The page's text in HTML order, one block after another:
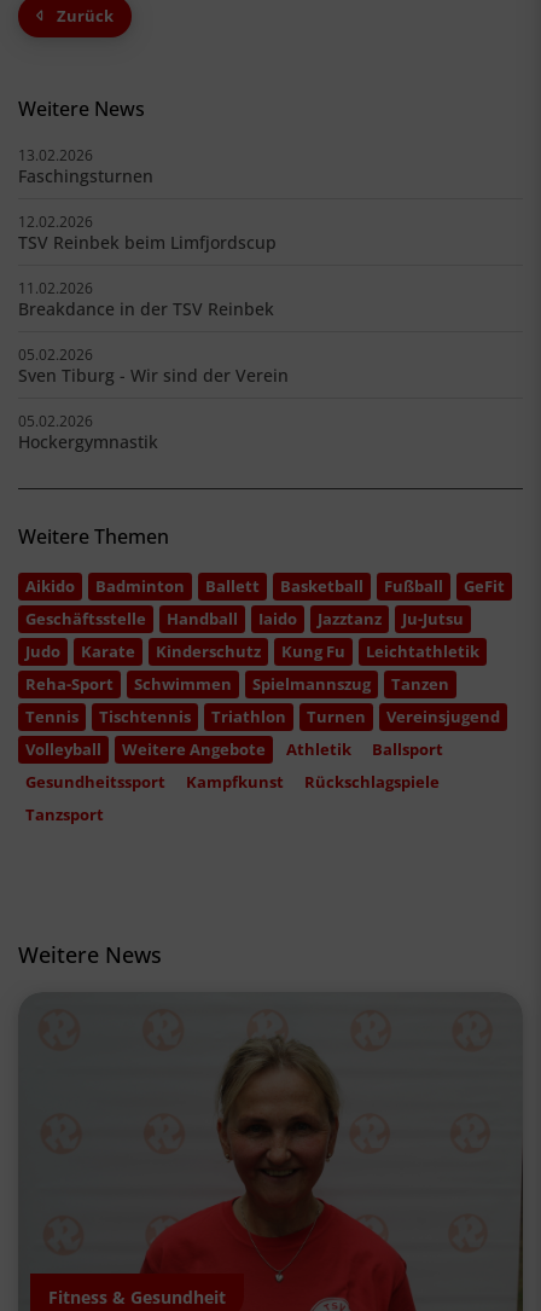
Zurück
Weitere News
13.02.2026
Faschingsturnen
12.02.2026
TSV Reinbek beim Limfjordscup
11.02.2026
Breakdance in der TSV Reinbek
05.02.2026
Sven Tiburg - Wir sind der Verein
05.02.2026
Hockergymnastik
Weitere Themen
Aikido Badminton Ballett Basketball Fußball
GeFit
Geschäftsstelle
Handball Iaido Jazztanz
Ju-Jutsu
Judo
Karate Kinderschutz Kung Fu
Leichtathletik
Reha-Sport
Schwimmen Spielmannszug
Tanzen
Tennis
Tischtennis Triathlon Turnen
Vereinsjugend
Volleyball
Weitere Angebote Athletik
Ballsport
Gesundheitssport
Kampfkunst
Rückschlagspiele
Tanzsport
Weitere News
Fitness & Gesundheit